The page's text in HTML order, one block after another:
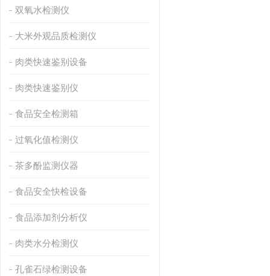
双氧水检测仪
大米外观品质检测仪
肉类快速鉴别设备
肉类快速鉴别仪
食品安全检测箱
过氧化值检测仪
茶多酚监测仪器
食品安全快检设备
食品添加剂分析仪
肉类水分检测仪
孔雀石绿检测设备